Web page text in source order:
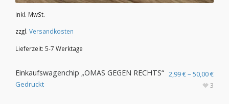
inkl. MwSt.
zzgl. Versandkosten
Lieferzeit: 5-7 Werktage
Einkaufswagenchip „OMAS GEGEN RECHTS“
Gedruckt
2,99€– 50,00€
3